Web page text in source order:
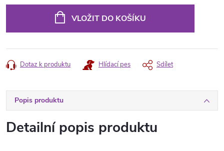
VLOŽIT DO KOŠÍKU
Dotaz k produktu Hlídací pes Sdílet
Popis produktu
Detailní popis produktu